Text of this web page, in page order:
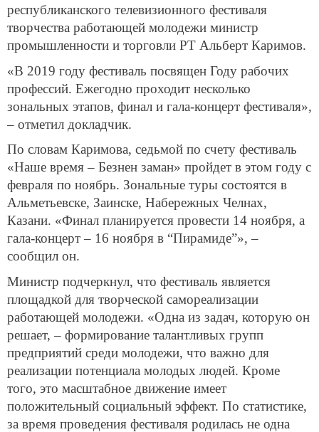
республиканского телевизионного фестиваля
творчества работающей молодежи министр
промышленности и торговли РТ Альберт Каримов.
«В 2019 году фестиваль посвящен Году рабочих
профессий. Ежегодно проходит несколько
зональных этапов, финал и гала-концерт фестиваля»,
– отметил докладчик.
По словам Каримова, седьмой по счету фестиваль
«Наше время – Безнен заман» пройдет в этом году с
февраля по ноябрь. Зональные туры состоятся в
Альметьевске, Заинске, Набережных Челнах,
Казани. «Финал планируется провести 14 ноября, а
гала-концерт – 16 ноября в “Пирамиде”», –
сообщил он.
Министр подчеркнул, что фестиваль является
площадкой для творческой самореализации
работающей молодежи. «Одна из задач, которую он
решает, – формирование талантливых групп
предприятий среди молодежи, что важно для
реализации потенциала молодых людей. Кроме
того, это масштабное движение имеет
положительный социальный эффект. По статистике,
за время проведения фестиваля родилась не одна